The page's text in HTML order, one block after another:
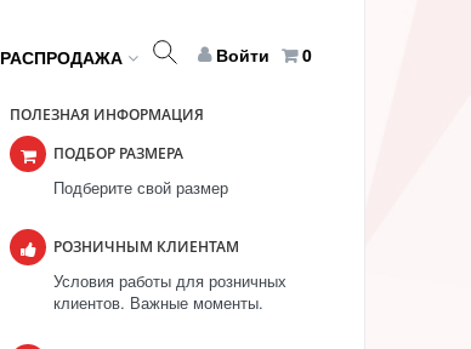
РАСПРОДАЖА Войти 0
ПОЛЕЗНАЯ ИНФОРМАЦИЯ
ПОДБОР РАЗМЕРА
Подберите свой размер
РОЗНИЧНЫМ КЛИЕНТАМ
Условия работы для розничных
клиентов. Важные моменты.